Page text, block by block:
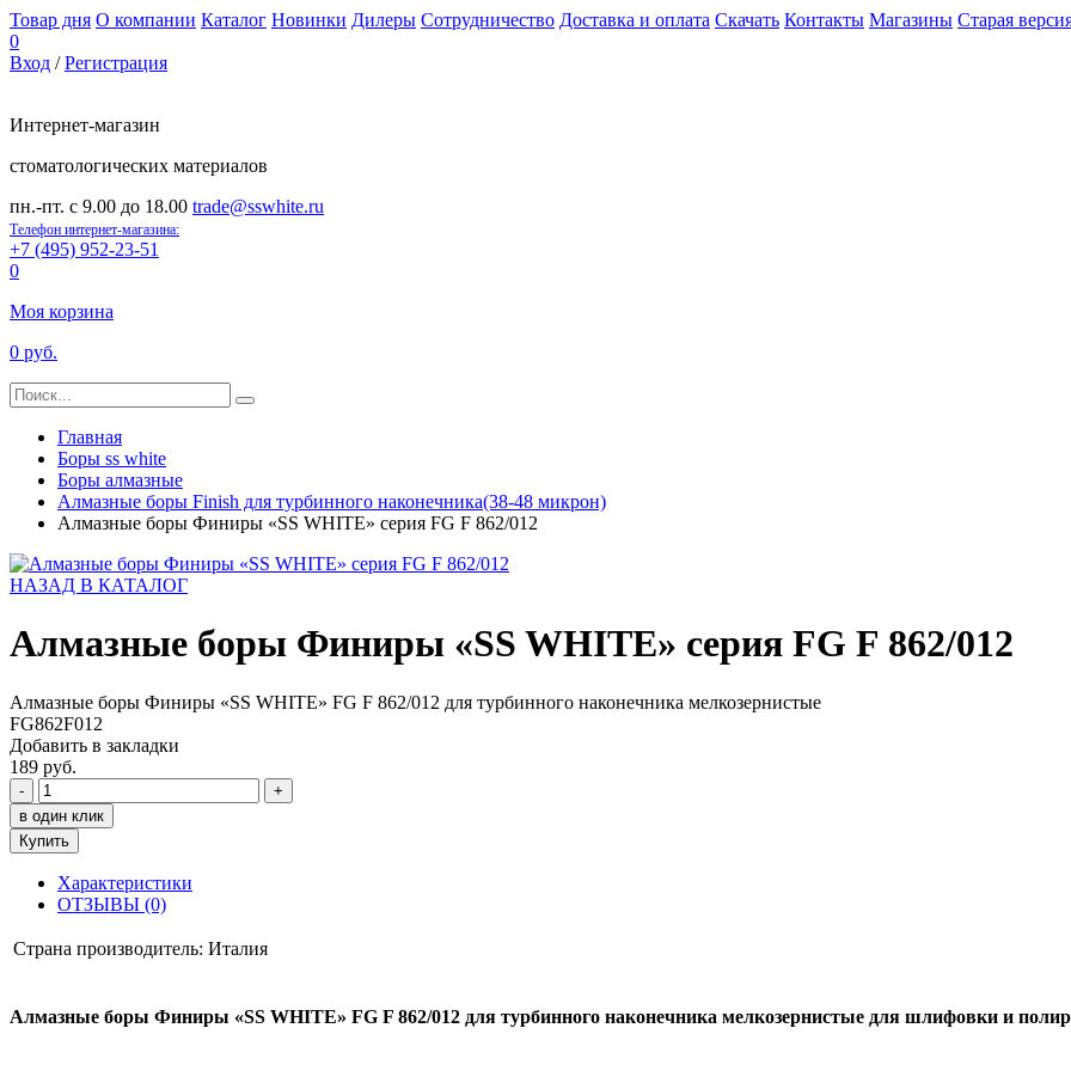
Товар дня О компании Каталог Новинки Дилеры Сотрудничество Доставка и оплата Скачать Контакты Магазины Старая
0
Вход /Регистрация
Интернет-магазин
стоматологических материалов
пн.-пт. с 9.00 до 18.00 trade@sswhite.ru
Телефон интернет-магазина:
+7 (495) 952-23-51
0
Моя корзина
0 руб.
Главная
Боры ss white
Боры алмазные
Алмазные боры Finish для турбинного наконечника(38-48 микрон)
Алмазные боры Финиры «SS WHITE» серия FG F 862/012
НАЗАД В КАТАЛОГ
Алмазные боры Финиры «SS WHITE» серия FG F 862/012
Алмазные боры Финиры «SS WHITE» FG F 862/012 для турбинного наконечника мелкозернистые
FG862F012
Добавить в закладки
189 руб.
-
+
в один клик
Купить
Характеристики
ОТЗЫВЫ (0)
Страна производитель: Италия
Алмазные боры Финиры «SS WHITE» FG F 862/012 для турбинного наконечника мелкозернистые для шлифовки и